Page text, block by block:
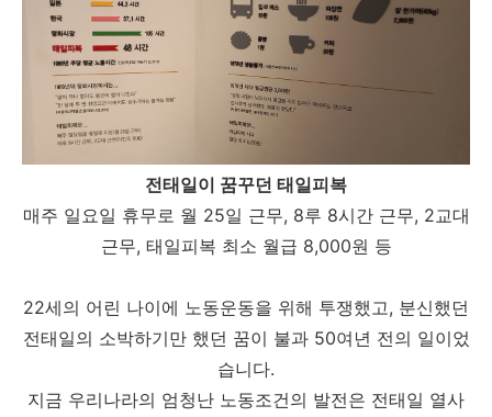
전태일이 꿈꾸던 태일피복
매주 일요일 휴무로 월 25일 근무, 8루 8시간 근무, 2교대
근무, 태일피복 최소 월급 8,000원 등
22세의 어린 나이에 노동운동을 위해 투쟁했고, 분신했던
전태일의 소박하기만 했던 꿈이 불과 50여년 전의 일이었
습니다.
지금 우리나라의 엄청난 노동조건의 발전은 전태일 열사